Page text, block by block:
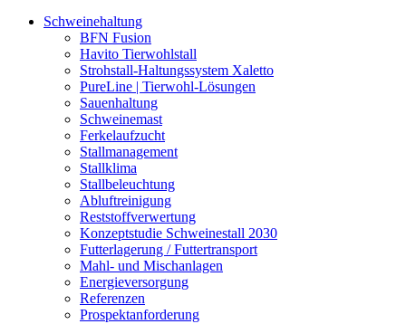
Schweinehaltung
BFN Fusion
Havito Tierwohlstall
Strohstall-Haltungssystem Xaletto
PureLine | Tierwohl-Lösungen
Sauenhaltung
Schweinemast
Ferkelaufzucht
Stallmanagement
Stallklima
Stallbeleuchtung
Abluftreinigung
Reststoffverwertung
Konzeptstudie Schweinestall 2030
Futterlagerung / Futtertransport
Mahl- und Mischanlagen
Energieversorgung
Referenzen
Prospektanforderung